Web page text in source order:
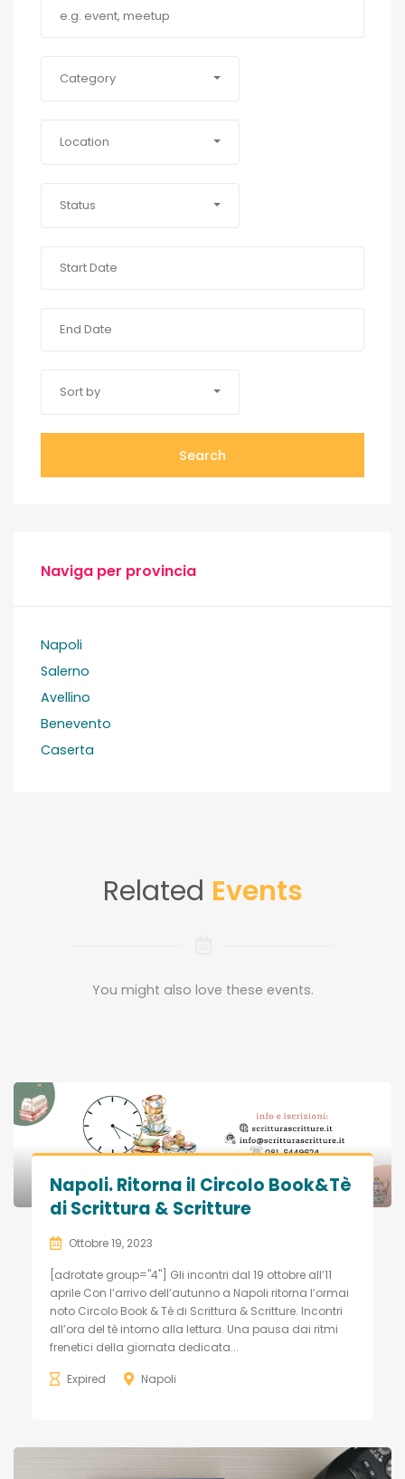
Category
Location
Status
Sort by
Search
Naviga per provincia
Napoli
Salerno
Avellino
Benevento
Caserta
Related Events
You might also love these events.
Napoli. Ritorna il Circolo Book&Tè
di Scrittura & Scritture
Ottobre 19, 2023
[adrotate group="4"] Gli incontri dal 19 ottobre all’11
aprile Con l’arrivo dell’autunno a Napoli ritorna l’ormai
noto Circolo Book & Tè di Scrittura & Scritture. Incontri
all’ora del tè intorno alla lettura. Una pausa dai ritmi
frenetici della giornata dedicata...
Expired Napoli